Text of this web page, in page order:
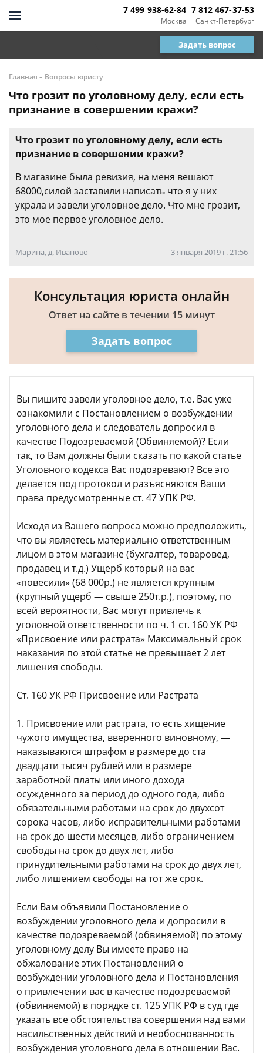
Москва
7 499 938-62-84
Санкт-Петербург
7 812 467-37-53
Задать вопрос
Главная - Вопросы юристу
Что грозит по уголовному делу, если есть
признание в совершении кражи?
Что грозит по уголовному делу, если есть
признание в совершении кражи?
В магазине была ревизия, на меня вешают
68000,силой заставили написать что я у них
украла и завели уголовное дело. Что мне грозит,
это мое первое уголовное дело.
Марина, д. Иваново 3 января 2019 г. 21:56
Консультация юриста онлайн
Ответ на сайте в течении 15 минут
Задать вопрос
Вы пишите завели уголовное дело, т.е. Вас уже
ознакомили с Постановлением о возбуждении
уголовного дела и следователь допросил в
качестве Подозреваемой (Обвиняемой)? Если
так, то Вам должны были сказать по какой статье
Уголовного кодекса Вас подозревают? Все это
делается под протокол и разъясняются Ваши
права предусмотренные ст. 47 УПК РФ.
Исходя из Вашего вопроса можно предположить,
что вы являетесь материально ответственным
лицом в этом магазине (бухгалтер, товаровед,
продавец и т.д.) Ущерб который на вас
«повесили» (68 000р.) не является крупным
(крупный ущерб — свыше 250т.р.), поэтому, по
всей вероятности, Вас могут привлечь к
уголовной ответственности по ч. 1 ст. 160 УК РФ
«Присвоение или растрата» Максимальный срок
наказания по этой статье не превышает 2 лет
лишения свободы.
Ст. 160 УК РФ Присвоение или Растрата
1. Присвоение или растрата, то есть хищение
чужого имущества, вверенного виновному, —
наказываются штрафом в размере до ста
двадцати тысяч рублей или в размере
заработной платы или иного дохода
осужденного за период до одного года, либо
обязательными работами на срок до двухсот
сорока часов, либо исправительными работами
на срок до шести месяцев, либо ограничением
свободы на срок до двух лет, либо
принудительными работами на срок до двух лет,
либо лишением свободы на тот же срок.
Если Вам объявили Постановление о
возбуждении уголовного дела и допросили в
качестве подозреваемой (обвиняемой) по этому
уголовному делу Вы имеете право на
обжалование этих Постановлений о
возбуждении уголовного дела и Постановления
о привлечении вас в качестве подозреваемой
(обвиняемой) в порядке ст. 125 УПК РФ в суд где
указать все обстоятельства совершения над вами
насильственных действий и необоснованность
возбуждения уголовного дела в отношении Вас.